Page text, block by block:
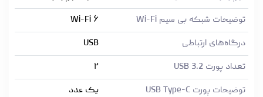
توضیحات شبکه بی سیم Wi-Fi
Wi-Fi ۶
درگاه‌های ارتباطی
USB
تعداد پورت USB 3.2
۲
توضیحات پورت USB Type-C
یک عدد